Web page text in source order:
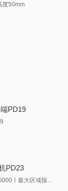
度50mm
PD19
PD23
北斗三号短报文丨用户数可扩展至5000丨最大区域报文长度1000个汉字